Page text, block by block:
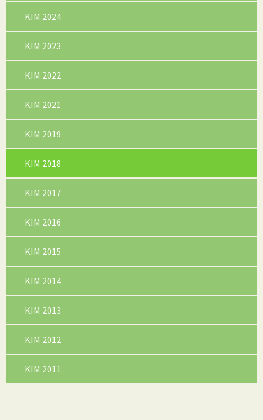
KIM 2024
KIM 2023
KIM 2022
KIM 2021
KIM 2019
KIM 2018
KIM 2017
KIM 2016
KIM 2015
KIM 2014
KIM 2013
KIM 2012
KIM 2011